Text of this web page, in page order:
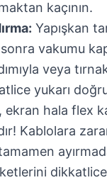
kaçının.
Yapışkan
vakumu
veya
yukarı
ekran hala flex
Kablolara